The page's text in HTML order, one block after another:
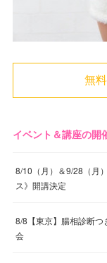
無
イベント＆講座の開
8/10（月）＆9/28（月
ス》開講決定
8/8【東京】腸相診断
会